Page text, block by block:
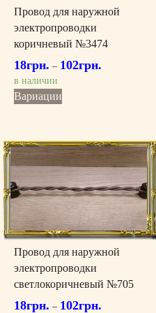
товара.
Провод для наружной
электропроводки
коричневый №3474
18грн. – 102грн.
в наличии
Вариации
несколько
вариаций.
Опции
можно
выбрать
странице
товара.
Провод для наружной
электропроводки
светлокоричневый №705
18грн. – 102грн.